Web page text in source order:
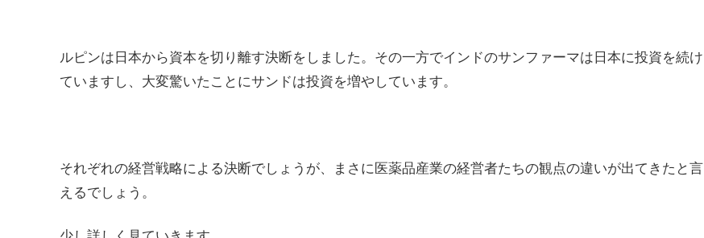
ルピンは日本から資本を切り離す決断をしました。 その一方でインドのサンファーマは日本に投資を続け
ていますし、大変驚いたことにサンドは投資を増やしています。
それぞれの経営戦略による決断でしょうが、まさに医薬品産業の経営者たちの観点の違いが出てきたと言
えるでしょう。